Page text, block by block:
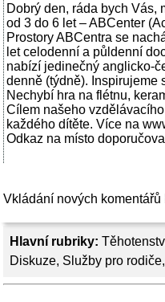
Hlavní rubriky:
Diskuze, Služby pro rodiče,
Dobrý den, ráda bych Vás,
od 3 do 6 let – ABCenter
Prostory ABCentra se
let celodenní a půldenní
nabízí jedinečný anglicko-
denně (týdně). Inspirujeme
Nechybí hra na flétnu,
Cílem našeho
každého dítěte. Více na
Odkaz na místo
Vkládání nových